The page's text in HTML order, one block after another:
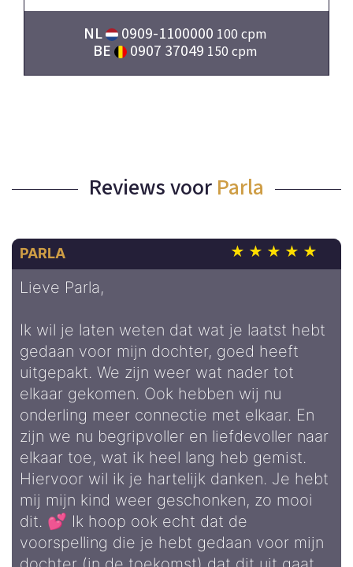
NL 0909-1100000 100 cpm
BE 0907 37049 150 cpm
Reviews voor Parla
PARLA
Lieve Parla,
Ik wil je laten weten dat wat je laatst hebt
gedaan voor mijn dochter, goed heeft
uitgepakt. We zijn weer wat nader tot
elkaar gekomen. Ook hebben wij nu
onderling meer connectie met elkaar. En
zijn we nu begripvoller en liefdevoller naar
elkaar toe, wat ik heel lang heb gemist.
Hiervoor wil ik je hartelijk danken. Je hebt
mij mijn kind weer geschonken, zo mooi
dit. 💕 Ik hoop ook echt dat de
voorspelling die je hebt gedaan voor mijn